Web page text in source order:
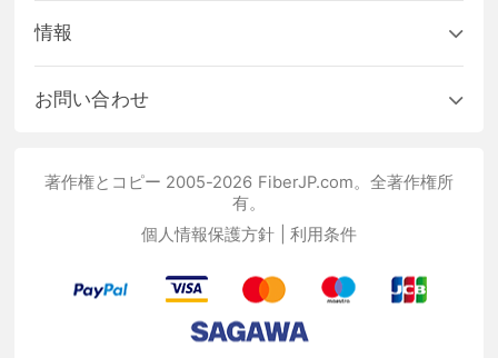
情報
お問い合わせ
著作権とコピー 2005-2026 FiberJP.com。全著作権所
有。
個人情報保護方針
利用条件